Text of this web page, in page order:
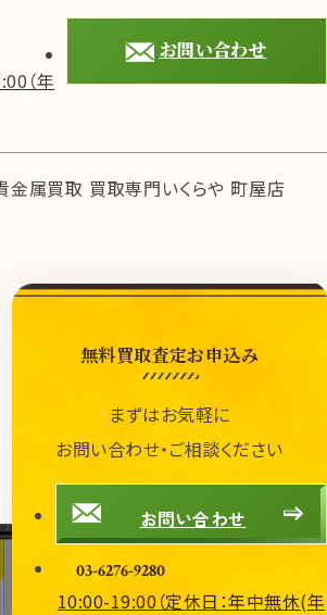
（年
お問い合わせ
金属買取 買取専門いくらや 町屋店
無料買取査定お申込み
まずはお気軽に
お問い合わせ・ご相談ください
お問い合わせ
03-6276-9280
10:00-19:00（定休日：年中無休(年